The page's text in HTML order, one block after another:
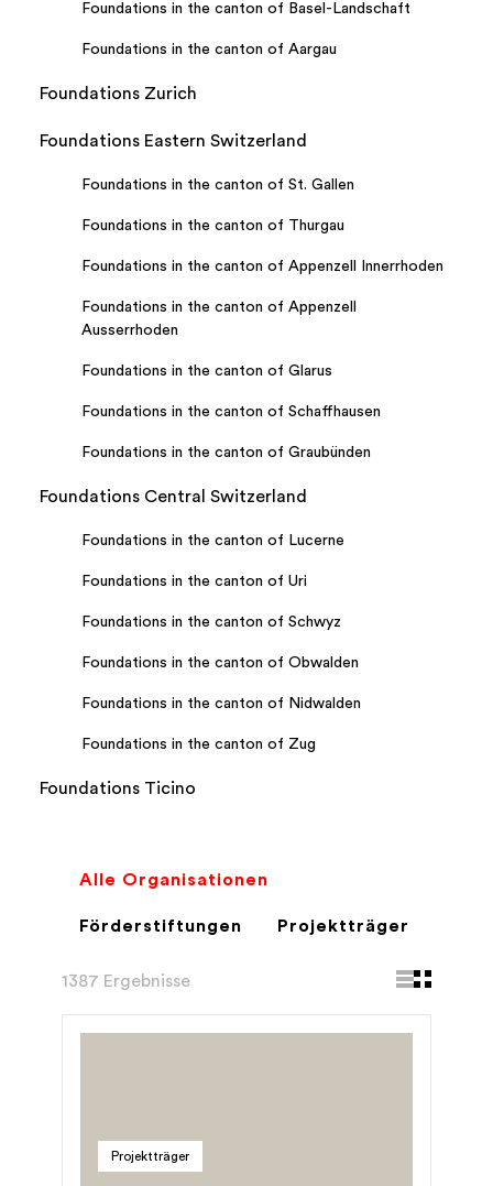
Foundations in the canton of Basel-Landschaft
Foundations in the canton of Aargau
Foundations Zurich
Foundations Eastern Switzerland
Foundations in the canton of St. Gallen
Foundations in the canton of Thurgau
Foundations in the canton of Appenzell Innerrhoden
Foundations in the canton of Appenzell
Ausserrhoden
Foundations in the canton of Glarus
Foundations in the canton of Schaffhausen
Foundations in the canton of Graubünden
Foundations Central Switzerland
Foundations in the canton of Lucerne
Foundations in the canton of Uri
Foundations in the canton of Schwyz
Foundations in the canton of Obwalden
Foundations in the canton of Nidwalden
Foundations in the canton of Zug
Foundations Ticino
Alle Organisationen
Förderstiftungen Projektträger
1387 Ergebnisse
Projektträger